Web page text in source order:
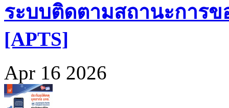
ระบบติดตามสถานะการ
[APTS]
Apr 16 2026